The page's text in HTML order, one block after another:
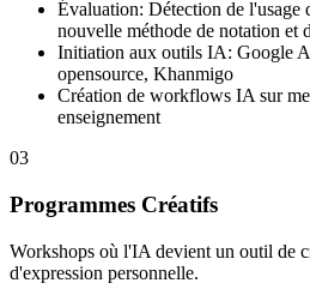
Évaluation: Détection de l'usage
nouvelle méthode de notation et
Initiation aux outils IA: Google
opensource, Khanmigo
Création de workflows IA sur
enseignement
03
Programmes Créatifs
Workshops où l'IA devient un outil de
d'expression personnelle.